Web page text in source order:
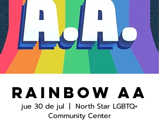
Rainbow AA
jue 30 de jul
  |
North Star LGBTQ+
Community Center